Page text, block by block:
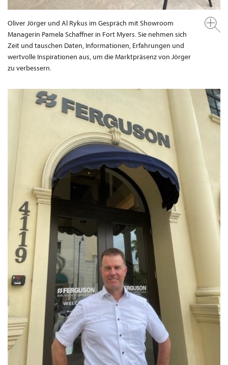
Oliver Jörger und Al Rykus im Gespräch mit Showroom
Managerin Pamela Schaffner in Fort Myers. Sie nehmen sich
Zeit und tauschen Daten, Informationen, Erfahrungen und
wertvolle Inspirationen aus, um die Marktpräsenz von Jörger
zu verbessern.